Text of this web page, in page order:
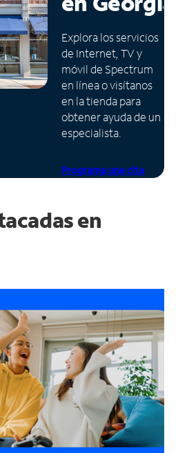
Explora los servicios
de Internet, TV y
móvil de Spectrum
en línea o visítanos
en la tienda para
obtener ayuda de un
especialista.
Programa una cita
en